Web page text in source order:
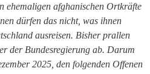
ehemaligen afghanischen Ortkräfte
dürfen das nicht, was ihnen
ausreisen. Bisher prallen
der Bundesregierung ab. Darum
2025, den folgenden Offenen